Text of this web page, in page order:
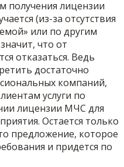
получения лицензии
(из-за отсутствия
или по другим
что от
отказаться. Ведь
достаточно
компаний,
услуги по
лицензии МЧС для
Остается только
предложение, которое
и придется по